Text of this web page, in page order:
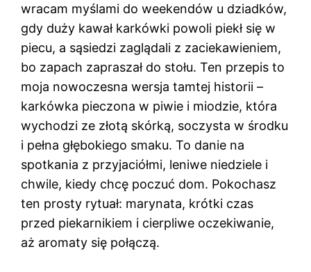
wracam myślami do weekendów u dziadków,
gdy duży kawał karkówki powoli piekł się w
piecu, a sąsiedzi zaglądali z zaciekawieniem,
bo zapach zapraszał do stołu. Ten przepis to
moja nowoczesna wersja tamtej historii –
karkówka pieczona w piwie i miodzie, która
wychodzi ze złotą skórką, soczysta w środku
i pełna głębokiego smaku. To danie na
spotkania z przyjaciółmi, leniwe niedziele i
chwile, kiedy chcę poczuć dom. Pokochasz
ten prosty rytuał: marynata, krótki czas
przed piekarnikiem i cierpliwe oczekiwanie,
aż aromaty się połączą.